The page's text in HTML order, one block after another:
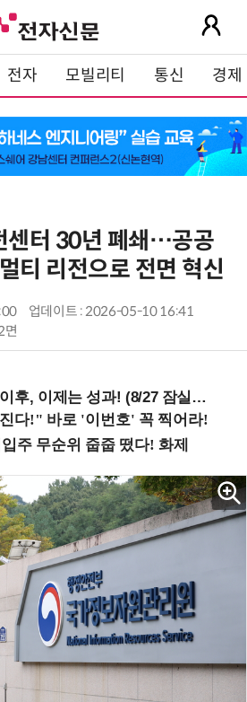
전자 모빌리티 통신 경제
센터 30년 폐쇄…공공
티 리전으로 전면 혁신
업데이트 : 2026-05-10 16:41
면
, 이제는 성과! (8/27 잠실역)